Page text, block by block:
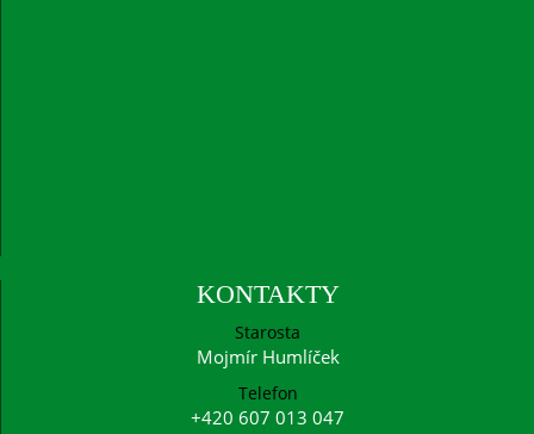
KONTAKTY
Starosta
Mojmír Humlíček
Telefon
+420 607 013 047